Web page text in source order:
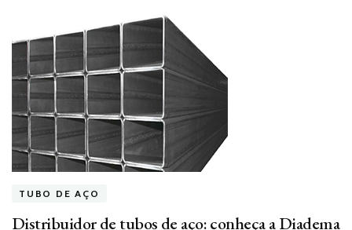
TUBO DE AÇO
Distribuidor de tubos de aço: conheça a Diadema